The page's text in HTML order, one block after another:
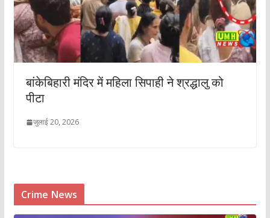
बांकेबिहारी मंदिर में महिला सिपाही ने श्रद्धालु को
पीटा
जुलाई 20, 2026
Crime News